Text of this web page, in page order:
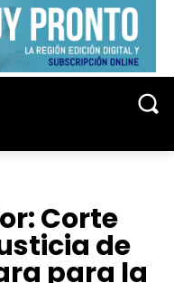
Corte
de
para la